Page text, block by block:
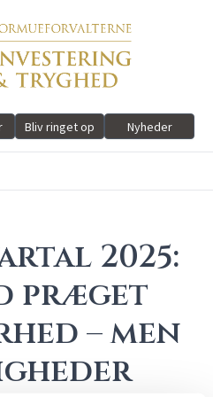
Bliv ringet op Nyheder
2025:
præget
– men